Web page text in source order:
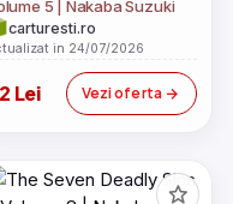
5 | Nakaba Suzuki
carturesti.ro
in 24/07/2026
Lei Vezi oferta